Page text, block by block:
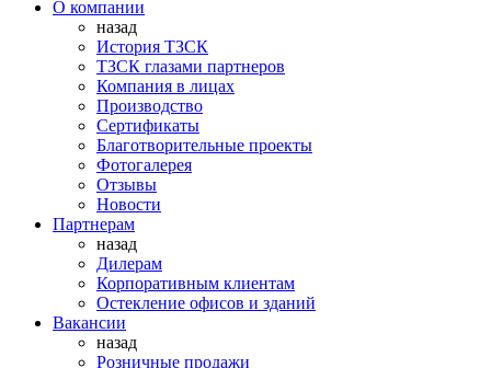
О компании
назад
История ТЗСК
ТЗСК глазами партнеров
Компания в лицах
Производство
Сертификаты
Благотворительные проекты
Фотогалерея
Отзывы
Новости
Партнерам
назад
Дилерам
Корпоративным клиентам
Остекление офисов и зданий
Вакансии
назад
Розничные продажи